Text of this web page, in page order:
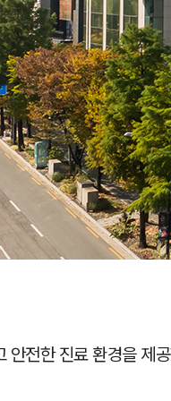
안전한 진료 환경을 제